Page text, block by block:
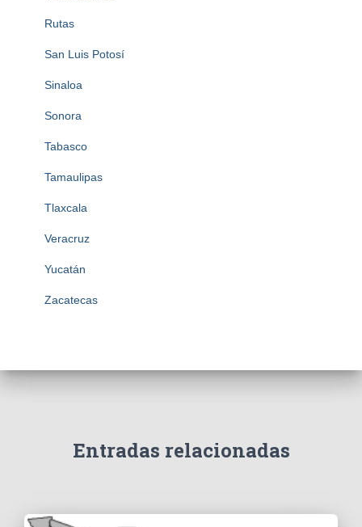
Rutas
San Luis Potosí
Sinaloa
Sonora
Tabasco
Tamaulipas
Tlaxcala
Veracruz
Yucatán
Zacatecas
Entradas relacionadas